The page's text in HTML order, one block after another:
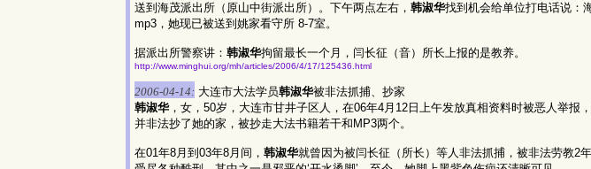
送到海茂派出所（原山中街派出所）。下午两点左右， 韩淑华找到机会给单位打电话说：
mp3，她现已被送到姚家看守所 8-7室。
据派出所警察讲： 韩淑华拘留最长一个月，闫长征（音）所长上报的是教养。
http://www.minghui.org/mh/articles/2006/4/17/125436.html
2006-04-14: 大连市大法学员韩淑华被非法抓捕、抄家
韩淑华，女，50岁，大连市甘井子区人，在06年4月12日上午发放真相资料时被恶人举报
并非法抄了她的家，被抄走大法书籍若干和MP3两个。
在01年8月到03年8月间， 韩淑华就曾因为被闫长征（所长）等人非法抓捕，被非法劳教2